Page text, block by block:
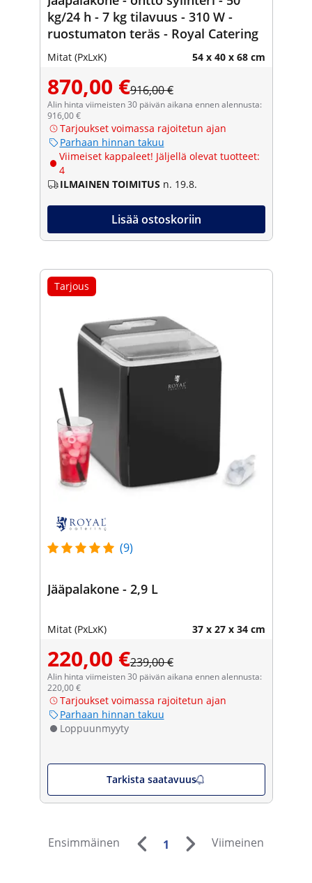
kg/24 h - 7 kg tilavuus - 310 W -
ruostumaton teräs - Royal Catering
Mitat (PxLxK) 54 x 40 x 68 cm
870,00 €916,00 €
Alin hinta viimeisten 30 päivän aikana ennen alennusta:
916,00 €
Tarjoukset voimassa rajoitetun ajan
Parhaan hinnan takuu
Viimeiset kappaleet! Jäljellä olevat tuotteet:
4
ILMAINEN TOIMITUS n. 19.8.
Lisää ostoskoriin
Tarjous
(9)
Jääpalakone - 2,9 L
Mitat (PxLxK) 37 x 27 x 34 cm
220,00 €239,00 €
Alin hinta viimeisten 30 päivän aikana ennen alennusta:
220,00 €
Tarjoukset voimassa rajoitetun ajan
Parhaan hinnan takuu
Loppuunmyyty
Tarkista saatavuus
Ensimmäinen 1 Viimeinen